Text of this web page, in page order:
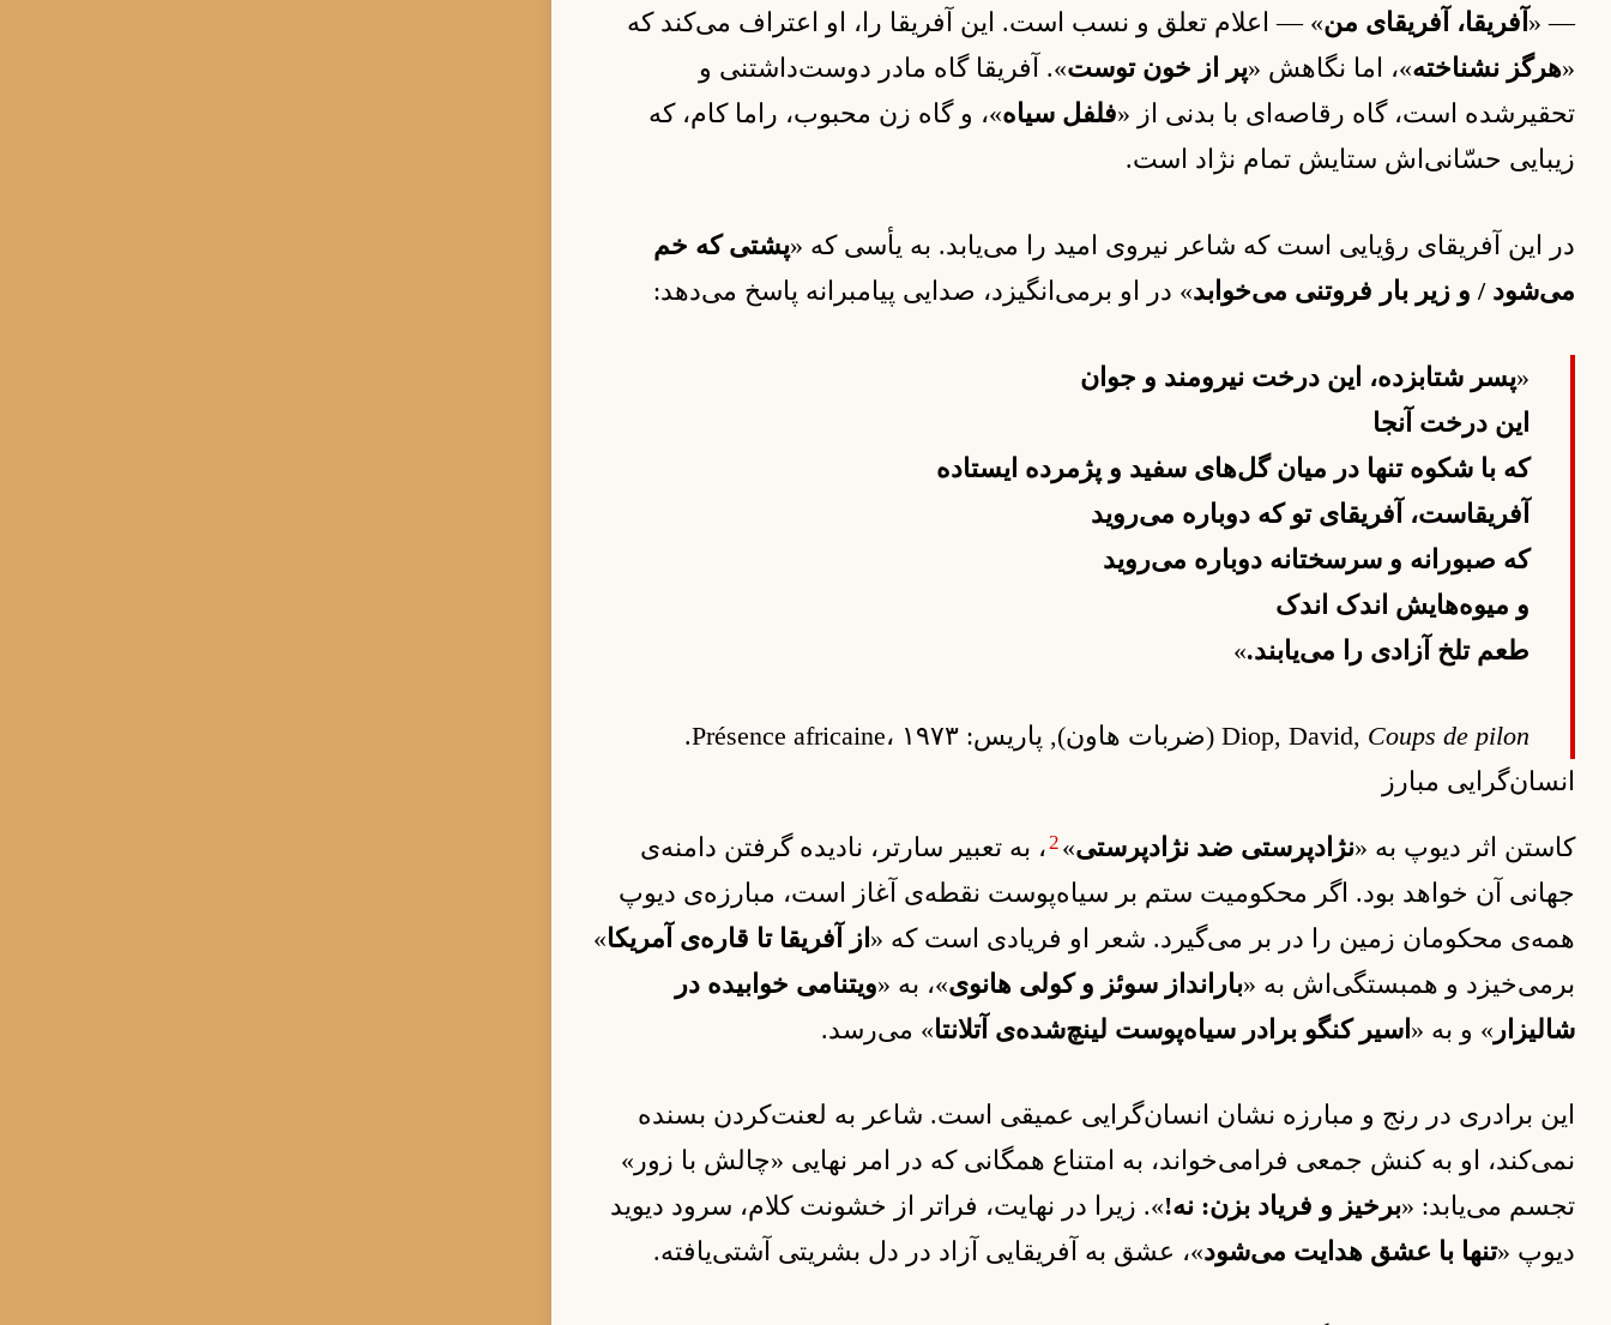
— « آفریقا، آفریقای من» — اعلام تعلق و نسب است. این آفریقا را، او اعتراف می‌کند که
«هرگز نشناخته»، اما نگاهش «پر از خون توست». آفریقا گاه مادر دوست‌داشتنی و
تحقیرشده است، گاه رقاصه‌ای با بدنی از «فلفل سیاه»، و گاه زن محبوب، راما کام، که
زیبایی حسّانی‌اش ستایش تمام نژاد است.
در این آفریقای رؤیایی است که شاعر نیروی امید را می‌یابد. به یأسی که «پشتی که خم
می‌شود / و زیر بار فروتنی می‌خوابد» در او برمی‌انگیزد، صدایی پیامبرانه پاسخ می‌دهد:
«پسر شتابزده، این درخت نیرومند و جوان
این درخت آنجا
که با شکوه تنها در میان گل‌های سفید و پژمرده ایستاده
آفریقاست، آفریقای تو که دوباره می‌روید
که صبورانه و سرسختانه دوباره می‌روید
و میوه‌هایش اندک اندک
طعم تلخ آزادی را می‌یابند.»
Diop, David, Coups de pilon
(ضربات هاون), پاریس: Présence africaine، ۱۹۷۳.
انسان‌گرایی مبارز
کاستن اثر دیوپ به «نژادپرستی ضد نژادپرستی»
2، به تعبیر سارتر، نادیده گرفتن دامنه‌ی
جهانی آن خواهد بود. اگر محکومیت ستم بر سیاه‌پوست نقطه‌ی آغاز است، مبارزه‌ی دیوپ
همه‌ی محکومان زمین را در بر می‌گیرد. شعر او فریادی است که « از آفریقا تا قاره‌ی آمریکا»
برمی‌خیزد و همبستگی‌اش به «بارانداز سوئز و کولی هانوی»، به «ویتنامی خوابیده در
شالیزار » و به « اسیر کنگو برادر سیاه‌پوست لینچ‌شده‌ی آتلانتا» می‌رسد.
این برادری در رنج و مبارزه نشان انسان‌گرایی عمیقی است. شاعر به لعنت‌کردن بسنده
نمی‌کند، او به کنش جمعی فرامی‌خواند، به امتناع همگانی که در امر نهایی «چالش با زور»
تجسم می‌یابد: «برخیز و فریاد بزن: نه!». زیرا در نهایت، فراتر از خشونت کلام، سرود دیوید
دیوپ «تنها با عشق هدایت می‌شود»، عشق به آفریقایی آزاد در دل بشریتی آشتی‌یافته.